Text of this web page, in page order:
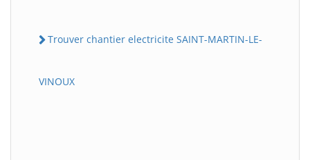
Trouver chantier electricite SAINT-MARTIN-LE-
VINOUX